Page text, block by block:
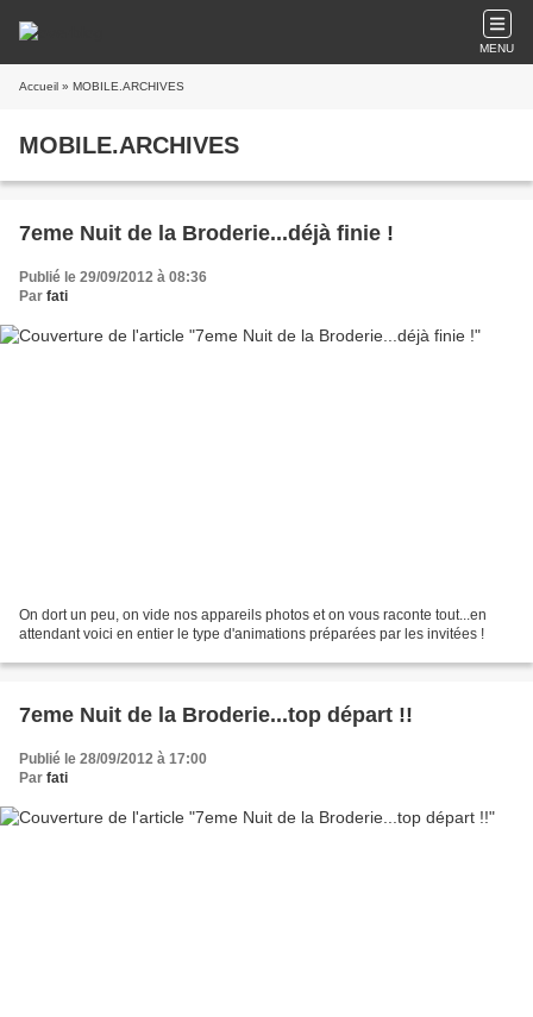
MENU
Accueil » MOBILE.ARCHIVES
MOBILE.ARCHIVES
7eme Nuit de la Broderie...déjà finie !
Publié le 29/09/2012 à 08:36
Par fati
On dort un peu, on vide nos appareils photos et on vous raconte tout...en
attendant voici en entier le type d'animations préparées par les invitées !
7eme Nuit de la Broderie...top départ !!
Publié le 28/09/2012 à 17:00
Par fati